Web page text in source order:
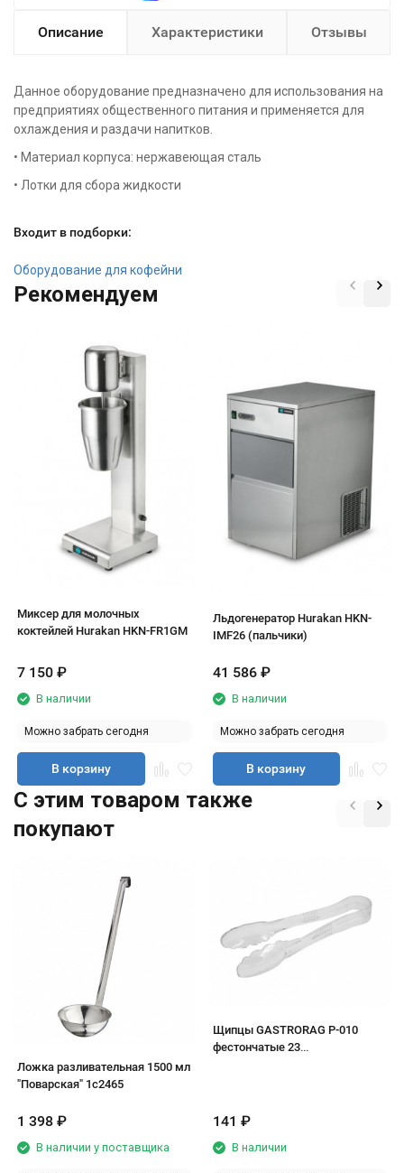
Описание Характеристики Отзывы
Данное оборудование предназначено для использования на
предприятиях общественного питания и применяется для
охлаждения и раздачи напитков.
• Материал корпуса: нержавеющая сталь
• Лотки для сбора жидкости
Входит в подборки:
Оборудование для кофейни
Рекомендуем
Миксер для молочных
коктейлей Hurakan HKN-FR1GМ
7 150 ₽
В наличии
Можно забрать сегодня
В корзину
Льдогенератор Hurakan HKN-
IMF26 (пальчики)
41 586 ₽
В наличии
Можно забрать сегодня
В корзину
C этим товаром также
покупают
Ложка разливательная 1500 мл
"Поварская" 1с2465
1 398 ₽
В наличии у поставщика
Щипцы GASTRORAG P-010
фестончатые 23
141 ₽
В наличии